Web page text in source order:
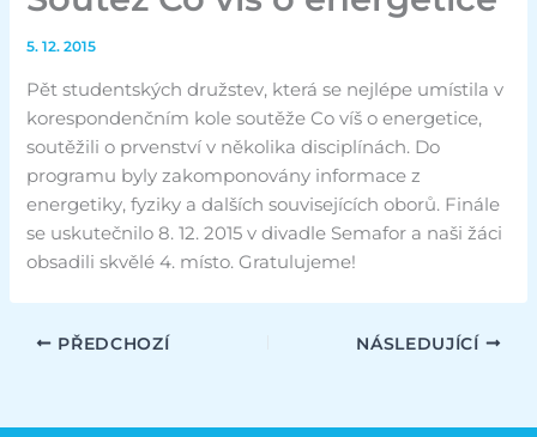
5. 12. 2015
Pět studentských družstev, která se nejlépe umístila v
korespondenčním kole soutěže Co víš o energetice,
soutěžili o prvenství v několika disciplínách. Do
programu byly zakomponovány informace z
energetiky, fyziky a dalších souvisejících oborů. Finále
se uskutečnilo 8. 12. 2015 v divadle Semafor a naši žáci
obsadili skvělé 4. místo. Gratulujeme!
PŘEDCHOZÍ NÁSLEDUJÍCÍ